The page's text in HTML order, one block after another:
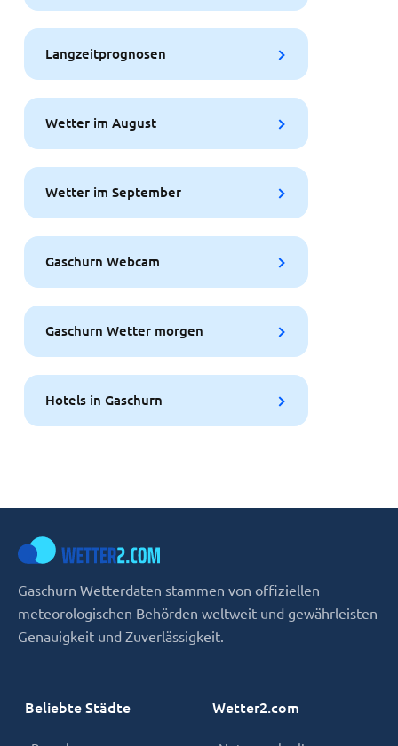
Langzeitprognosen
Wetter im August
Wetter im September
Gaschurn Webcam
Gaschurn Wetter morgen
Hotels in Gaschurn
Gaschurn Wetterdaten stammen von offiziellen
meteorologischen Behörden weltweit und gewährleisten
Genauigkeit und Zuverlässigkeit.
Beliebte Städte Wetter2.com